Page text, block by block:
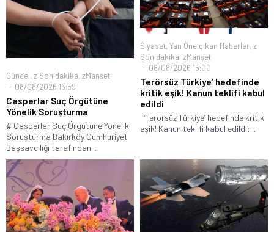
Güncel, z Son dakika, zManşet
08/08/2026 15:59
Casperlar Suç Örgütüne
Yönelik Soruşturma
# Casperlar Suç Örgütüne Yönelik
Soruşturma Bakırköy Cumhuriyet
Başsavcılığı tarafından...
Siyaset, Yan Öne çıkan Haberler, z
Son dakika, zManşet
08/08/2026 15:00
Terörsüz Türkiye’ hedefinde
kritik eşik! Kanun teklifi kabul
edildi
‘Terörsüz Türkiye’ hedefinde kritik
eşik! Kanun teklifi kabul edildi:...